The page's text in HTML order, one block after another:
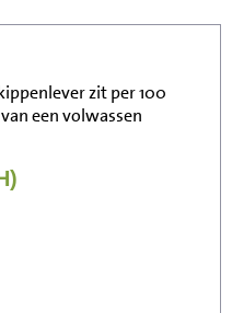
zit per 100
een volwassen